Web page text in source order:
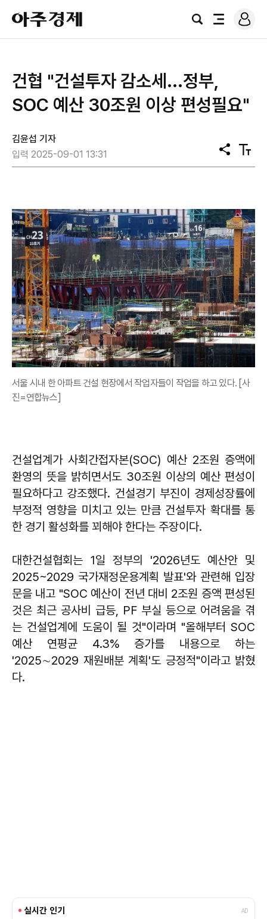
아
주
경
검
전
로
그
건협 "건설투자 감소세...정부,
SOC 예산 30조원 이상 편성필요"
김윤섭 기자
입력 2025-09-01 13:31
공
유
텍
스
서울 시내 한 아파트 건설 현장에서 작업자들이 작업을 하고 있다. [사
진=연합뉴스]
건설업계가 사회간접자본(SOC) 예산 2조원 증액에
환영의 뜻을 밝히면서도 30조원 이상의 예산 편성이
필요하다고 강조했다. 건설경기 부진이 경제성장률에
부정적 영향을 미치고 있는 만큼 건설투자 확대를 통
한 경기 활성화를 꾀해야 한다는 주장이다.
대한건설협회는 1일 정부의 '2026년도 예산안 및
2025~2029 국가재정운용계획 발표'와 관련해 입장
문을 내고 "SOC 예산이 전년 대비 2조원 증액 편성된
것은 최근 공사비 급등, PF 부실 등으로 어려움을 겪
는 건설업계에 도움이 될 것"이라며 "올해부터 SOC
예산 연평균 4.3% 증가를 내용으로 하는
'2025∼2029 재원배분 계획'도 긍정적"이라고 밝혔
다.